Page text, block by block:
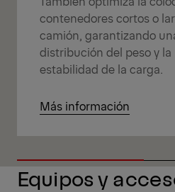
contenedores cortos o
camión, garantizando
distribución del peso y la
estabilidad de la carga.
Más información
Equipos y